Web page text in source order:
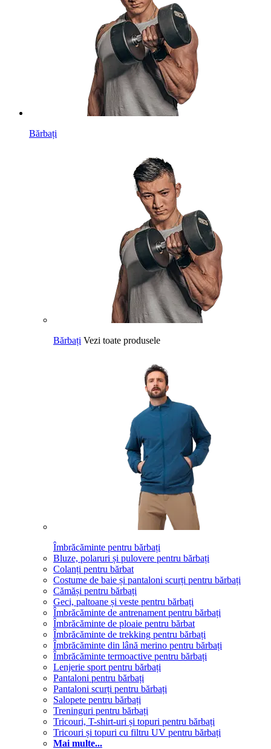
Bărbați
Bărbați Vezi toate produsele
Îmbrăcăminte pentru bărbați
Bluze, polaruri și pulovere pentru bărbați
Colanți pentru bărbat
Costume de baie și pantaloni scurți pentru bărbați
Cămăși pentru bărbați
Geci, paltoane și veste pentru bărbați
Îmbrăcăminte de antrenament pentru bărbați
Îmbrăcăminte de ploaie pentru bărbat
Îmbrăcăminte de trekking pentru bărbați
Îmbrăcăminte din lână merino pentru bărbați
Îmbrăcăminte termoactive pentru bărbați
Lenjerie sport pentru bărbați
Pantaloni pentru bărbați
Pantaloni scurți pentru bărbați
Salopete pentru bărbați
Treninguri pentru bărbați
Tricouri, T-shirt-uri și topuri pentru bărbați
Tricouri și topuri cu filtru UV pentru bărbați
Mai multe...